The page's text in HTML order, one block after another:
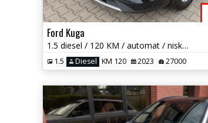
Ford Kuga
1.5 diesel / 120 KM / automat / niski przebieg! / zarej w PL / zadbany
1.5 Diesel KM 120 2023 27000